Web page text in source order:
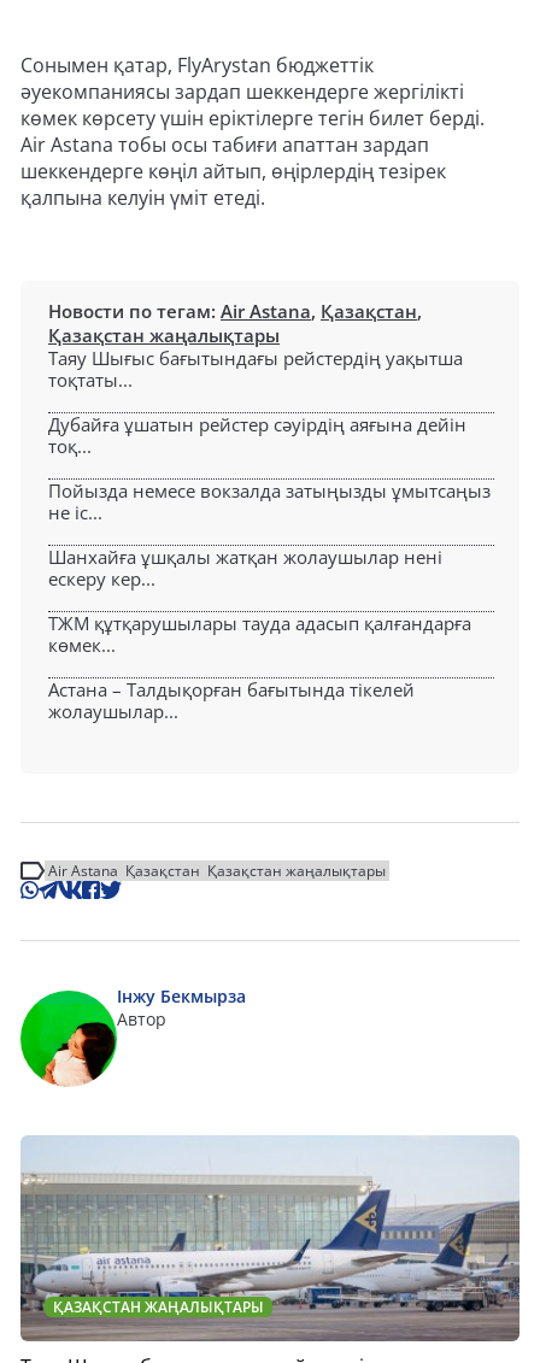
Сонымен қатар, FlyArystan бюджеттік
әуекомпаниясы зардап шеккендерге жергілікті
көмек көрсету үшін еріктілерге тегін билет берді.
Air Astana тобы осы табиғи апаттан зардап
шеккендерге көңіл айтып, өңірлердің тезірек
қалпына келуін үміт етеді.
Новости по тегам: Air Astana, Қазақстан,
Қазақстан жаңалықтары
Таяу Шығыс бағытындағы рейстердің уақытша
тоқтаты...
Дубайға ұшатын рейстер сәуірдің аяғына дейін
тоқ...
Пойызда немесе вокзалда затыңызды ұмытсаңыз
не іс...
Шанхайға ұшқалы жатқан жолаушылар нені
ескеру кер...
ТЖМ құтқарушылары тауда адасып қалғандарға
көмек...
Астана – Талдықорған бағытында тікелей
жолаушылар...
Air Astana Қазақстан Қазақстан жаңалықтары
Інжу Бекмырза
Автор
ҚАЗАҚСТАН ЖАҢАЛЫҚТАРЫ